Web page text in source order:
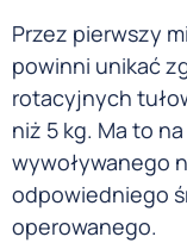
Przez pierwszy
powinni unikać
rotacyjnych
niż 5 kg. Ma to
wywoływanego
odpowiedniego
operowanego.